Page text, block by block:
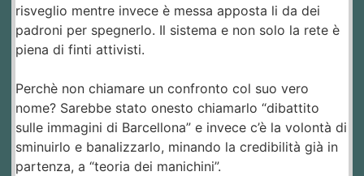
risveglio mentre invece è messa apposta li da dei
padroni per spegnerlo. Il sistema e non solo la rete è
piena di finti attivisti.
Perchè non chiamare un confronto col suo vero
nome? Sarebbe stato onesto chiamarlo “dibattito
sulle immagini di Barcellona” e invece c’è la volontà di
sminuirlo e banalizzarlo, minando la credibilità già in
partenza, a “teoria dei manichini”.